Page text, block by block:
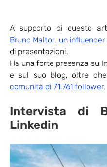
A supporto di questo
Bruno Maltor, un
di presentazioni.
Ha una forte presenza su
e sul suo blog, oltre
comunità di 71.761 follower.
Intervista di
Linkedin